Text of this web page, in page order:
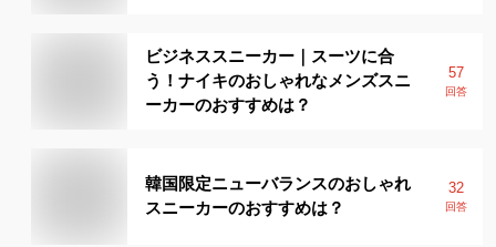
ビジネススニーカー｜スーツに合
う！ナイキのおしゃれなメンズスニ
ーカーのおすすめは？
57
回答
韓国限定ニューバランスのおしゃれ
スニーカーのおすすめは？
32
回答